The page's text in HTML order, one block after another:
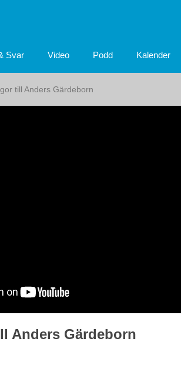
Svar Video Podd Kalender
till Anders Gärdeborn
Anders Gärdeborn